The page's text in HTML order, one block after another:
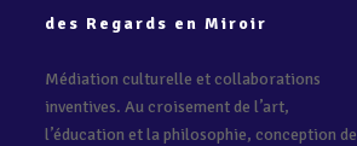
des Regards en Miroir
Médiation culturelle et collaborations
inventives. Au croisement de l’art,
l’éducation et la philosophie, conception de